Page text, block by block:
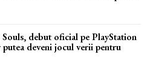
debut oficial pe PlayStation
deveni jocul verii pentru